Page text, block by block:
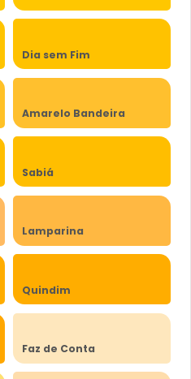
Dia sem Fim
Amarelo Bandeira
Sabiá
Lamparina
Quindim
Faz de Conta